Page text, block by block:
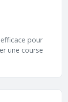
pour
une course